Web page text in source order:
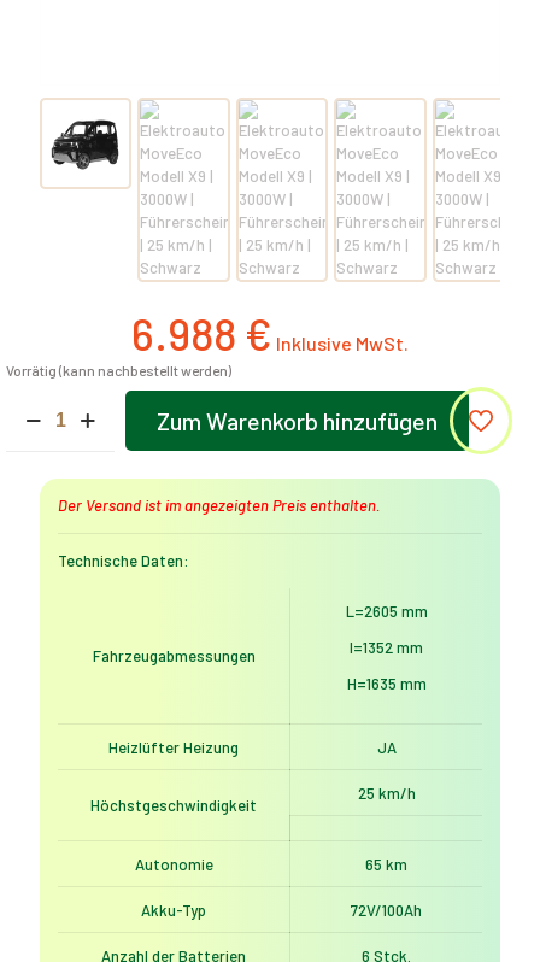
6.988 €
Vorrätig (kann nachbestellt werden)
MoveEco
Führerscheinfrei
Zum Warenkorb hinzufügen
Alternative:
Der Versand ist im angezeigten Preis enthalten.
Technische Daten:
Fahrzeugabmessungen
L=2605 mm
l=1352 mm
H=1635 mm
Heizlüfter Heizung JA
Höchstgeschwindigkeit
25 km/h
Autonomie 65 km
Akku-Typ 72V/100Ah
Anzahl der Batterien 6 Stck.